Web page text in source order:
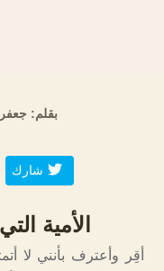
بقلم:
شارك
الأمية
أقِر وأعترف بأنني لا